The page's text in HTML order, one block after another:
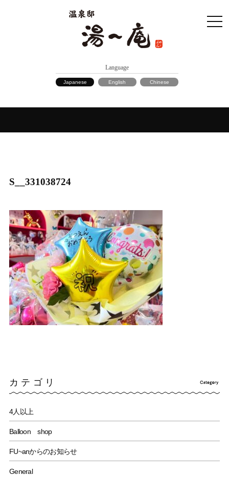
Language
Japanese English Chinese
S__331038724
カテゴリ
4人以上
Balloon shop
FU~anからのお知らせ
General